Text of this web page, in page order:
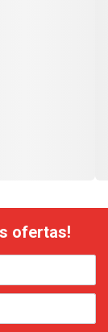
ofertas!